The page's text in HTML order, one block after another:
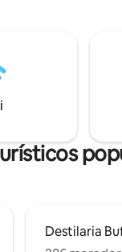
ao longo da
minutos das
e Four Roses.
de 18 anos)
Destilaria